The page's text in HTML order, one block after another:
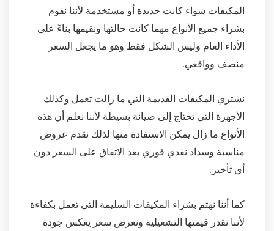
المكيفات سواء كانت جديدة أو مستخدمة لأننا نقوم
بشراء جميع الأنواع مهما كانت حالتها ونقيمها بناءً على
الأداء العام وليس الشكل فقط وهو ما يجعل السعر
منصف وواقعي.
نشتري المكيفات القديمة التي ما زالت تعمل وكذلك
الأجهزة التي تحتاج إلى صيانة بسيطة لأننا نعلم أن هذه
الأنواع ما زال يمكن الاستفادة منها لذلك نقدم عروض
مناسبة وسداد نقدي فوري بعد الاتفاق على السعر دون
أي تأخير.
كما أننا نهتم بشراء المكيفات السليمة التي تعمل بكفاءة
لأننا نقدر قيمتها التشغيلية ونعرض سعر يعكس جودة